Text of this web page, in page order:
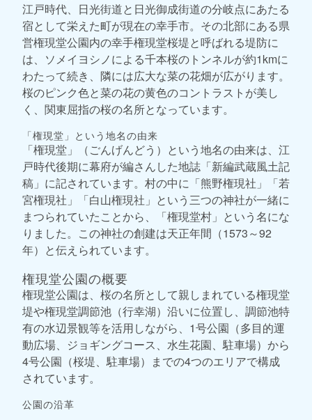
江戸時代、日光街道と日光御成街道の分岐点にあたる
宿として栄えた町が現在の幸手市。その北部にある県
営権現堂公園内の幸手権現堂桜堤と呼ばれる堤防に
は、ソメイヨシノによる千本桜のトンネルが約1kmに
わたって続き、隣には広大な菜の花畑が広がります。
桜のピンク色と菜の花の黄色のコントラストが美し
く、関東屈指の桜の名所となっています。
「権現堂」という地名の由来
「権現堂」（ごんげんどう）という地名の由来は、江
戸時代後期に幕府が編さんした地誌「新編武蔵風土記
稿」に記されています。村の中に「熊野権現社」「若
宮権現社」「白山権現社」という三つの神社が一緒に
まつられていたことから、「権現堂村」という名にな
りました。この神社の創建は天正年間（1573～92
年）と伝えられています。
権現堂公園の概要
権現堂公園は、桜の名所として親しまれている権現堂
堤や権現堂調節池（行幸湖）沿いに位置し、調節池特
有の水辺景観等を活用しながら、1号公園（多目的運
動広場、ジョギングコース、水生花園、駐車場）から
4号公園（桜堤、駐車場）までの4つのエリアで構成
されています。
公園の沿革